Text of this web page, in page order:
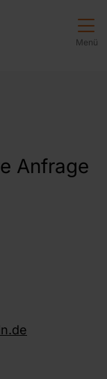
Menü
Anfrage